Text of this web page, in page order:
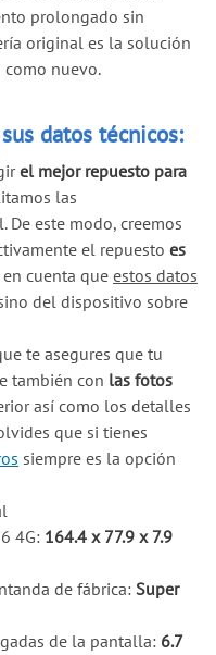
prolongado sin
original es la solución
nuevo.
datos técnicos:
el mejor repuesto para
las
este modo, creemos
el repuesto es
en cuenta queestos datos
del dispositivo sobre
te asegures que tu
también con las fotos
así como los detalles
que si tienes
siempre es la opción
4G: 164.4 x 77.9 x 7.9
de fábrica: Super
de la pantalla: 6.7